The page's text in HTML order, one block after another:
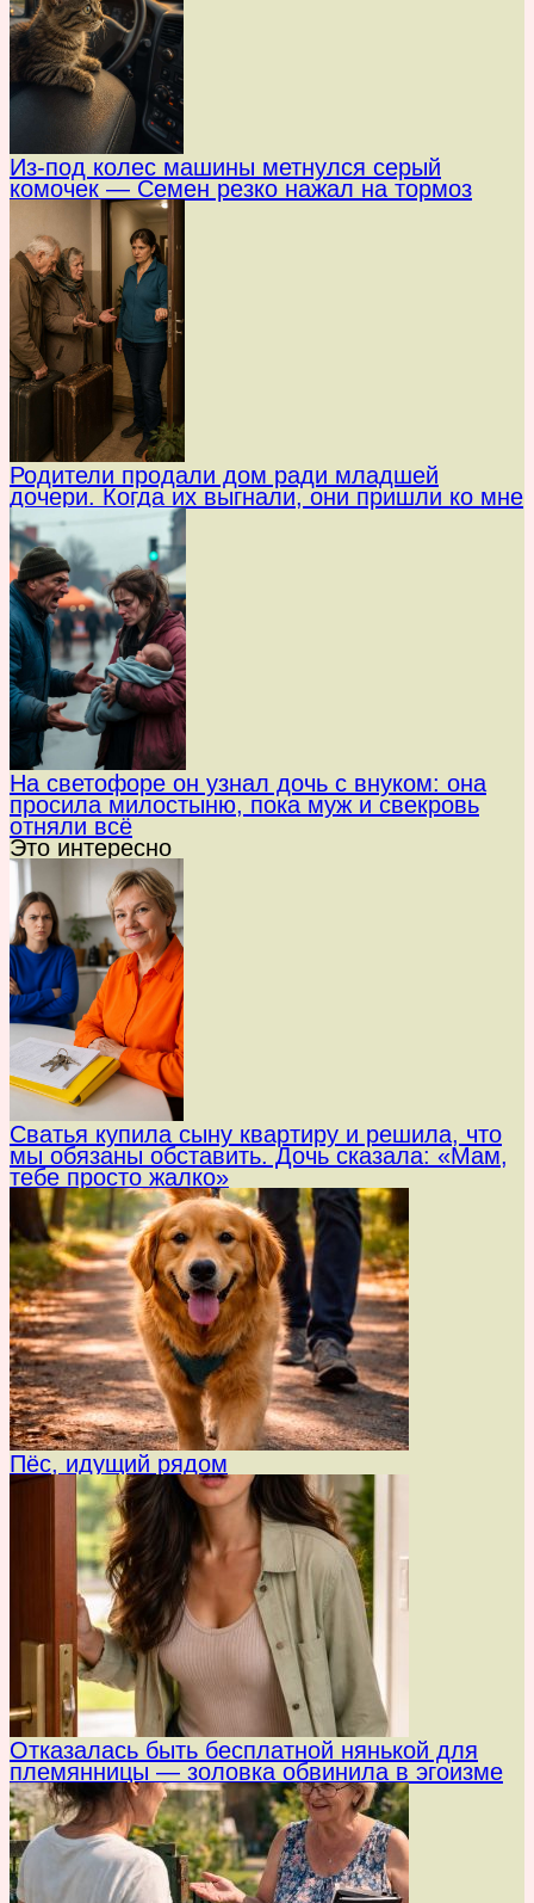
Из-под колес машины метнулся серый
комочек — Семен резко нажал на тормоз
Родители продали дом ради младшей
дочери. Когда их выгнали, они пришли ко мне
На светофоре он узнал дочь с внуком: она
просила милостыню, пока муж и свекровь
отняли всё
Это интересно
Сватья купила сыну квартиру и решила, что
мы обязаны обставить. Дочь сказала: «Мам,
тебе просто жалко»
Пёс, идущий рядом
Отказалась быть бесплатной нянькой для
племянницы — золовка обвинила в эгоизме